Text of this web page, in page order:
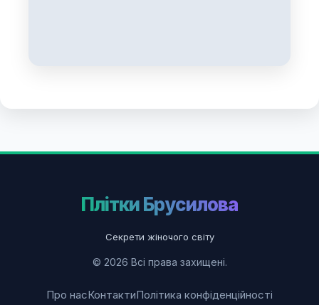
Плітки Брусилова
Секрети жіночого світу
© 2026 Всі права захищені.
Про насКонтактиПолітика конфіденційності